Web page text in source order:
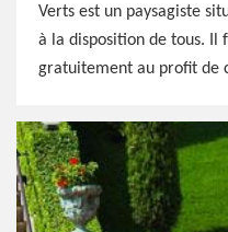
Verts est un paysagiste
à la disposition de tous. Il
gratuitement au profit de